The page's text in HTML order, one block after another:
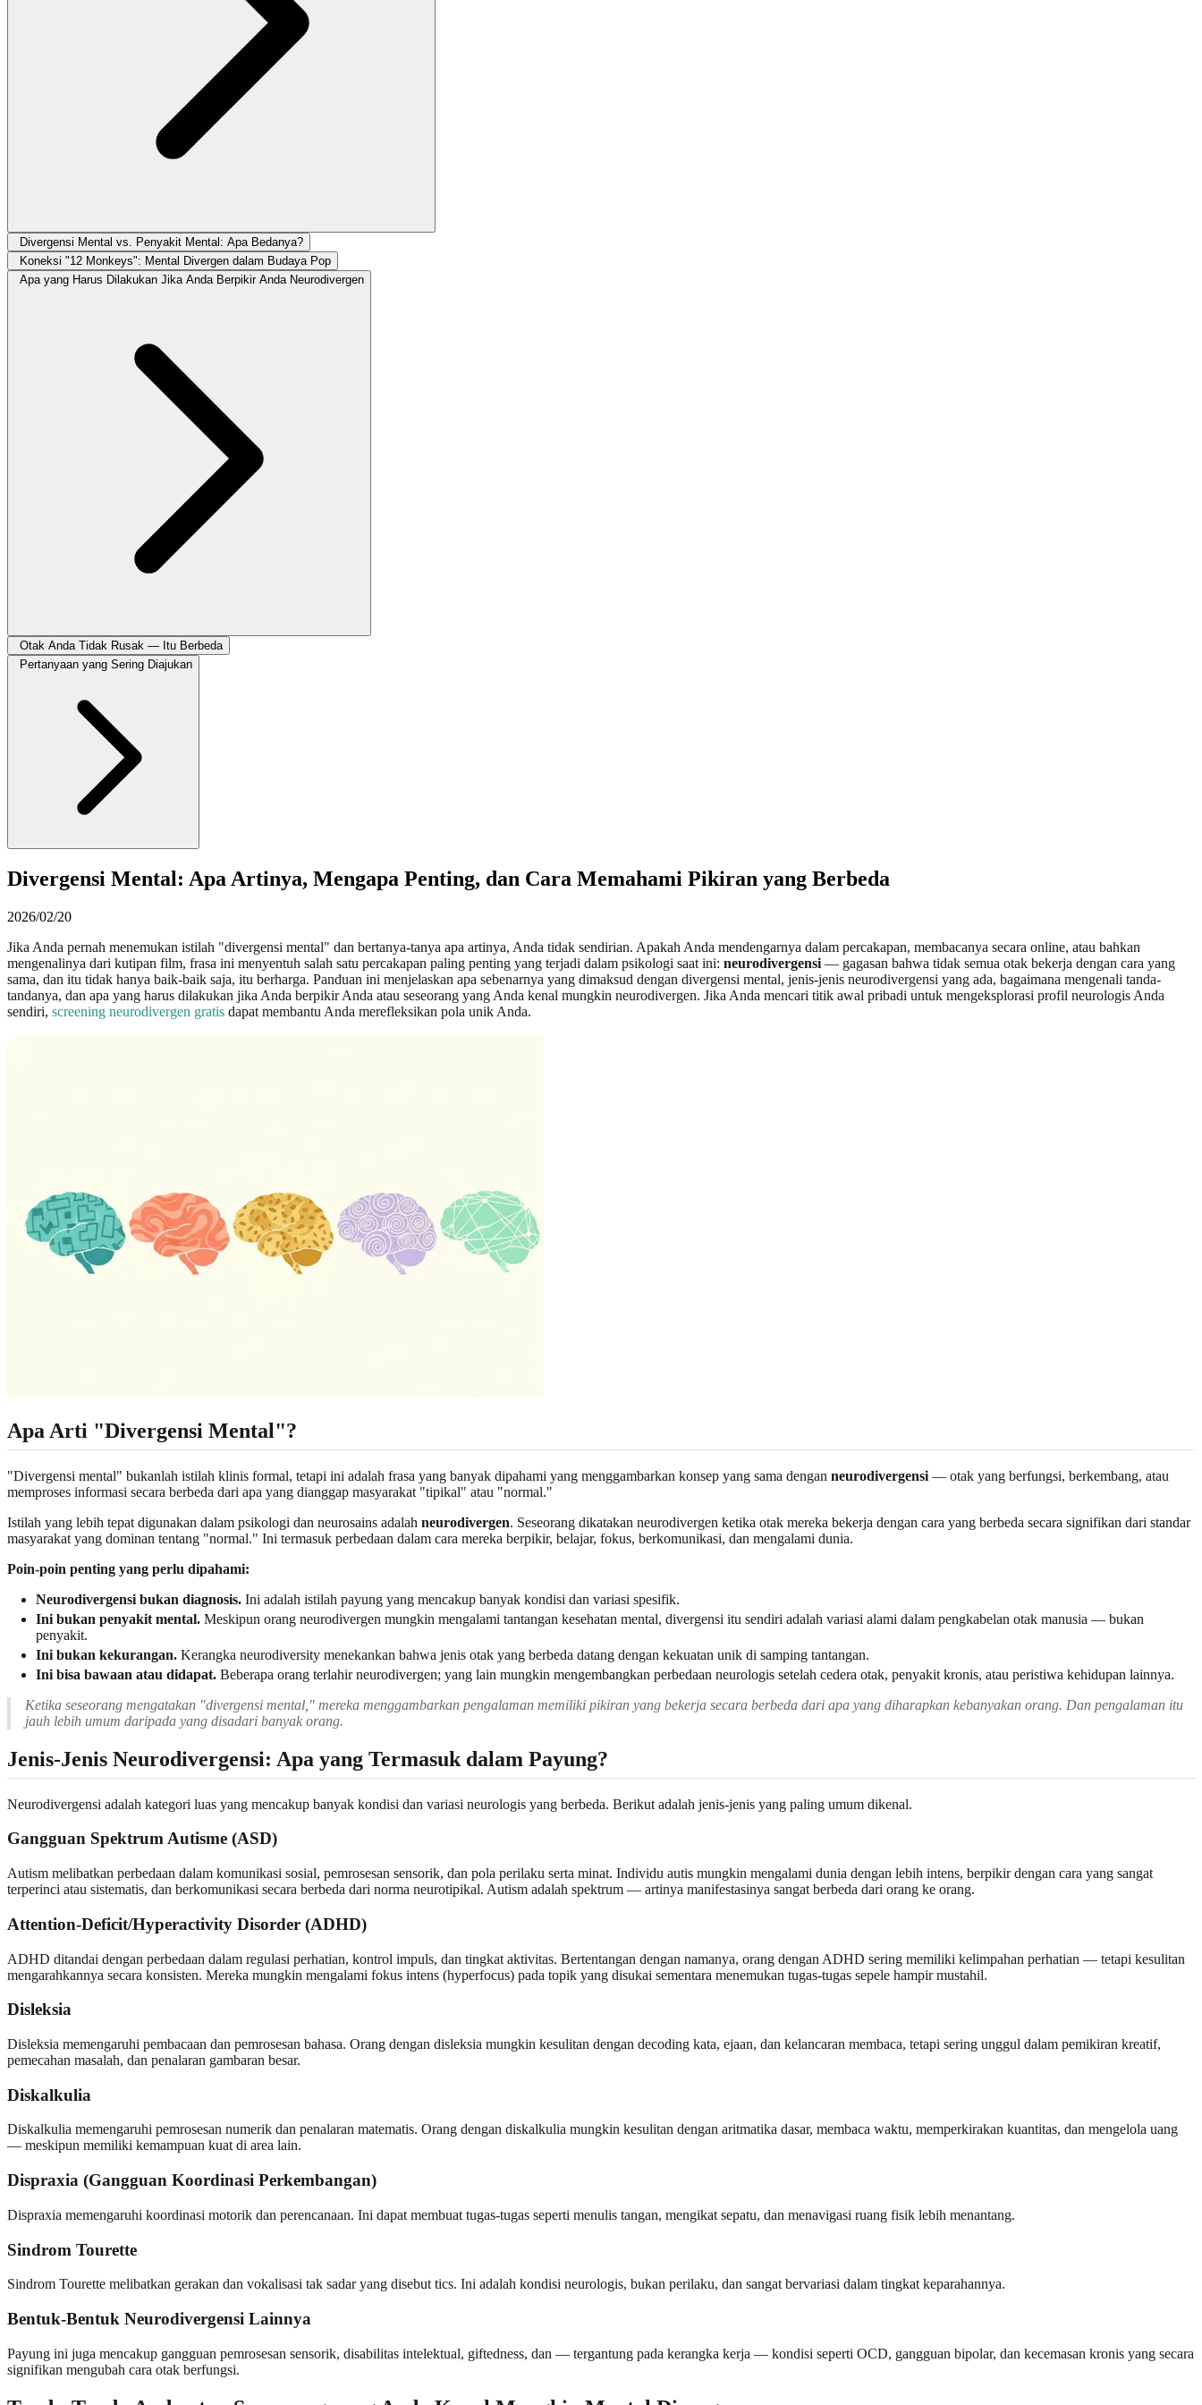
Divergensi Mental vs. Penyakit Mental: Apa Bedanya?
Koneksi "12 Monkeys": Mental Divergen dalam Budaya Pop
Apa yang Harus Dilakukan Jika Anda Berpikir Anda Neurodivergen
Otak Anda Tidak Rusak — Itu Berbeda
Pertanyaan yang Sering Diajukan
Divergensi Mental: Apa Artinya, Mengapa Penting, dan Cara Memahami Pikiran yang Berbeda
2026/02/20
Jika Anda pernah menemukan istilah "divergensi mental" dan bertanya-tanya apa artinya, Anda tidak sendirian. Apakah Anda mendengarnya dalam percakapan, membacanya secara online, atau bahkan
mengenalinya dari kutipan film, frasa ini menyentuh salah satu percakapan paling penting yang terjadi dalam psikologi saat ini: neurodivergensi — gagasan bahwa tidak semua otak bekerja dengan cara yang
sama, dan itu tidak hanya baik-baik saja, itu berharga. Panduan ini menjelaskan apa sebenarnya yang dimaksud dengan divergensi mental, jenis-jenis neurodivergensi yang ada, bagaimana mengenali tanda-
tandanya, dan apa yang harus dilakukan jika Anda berpikir Anda atau seseorang yang Anda kenal mungkin neurodivergen. Jika Anda mencari titik awal pribadi untuk mengeksplorasi profil neurologis Anda
sendiri, screening neurodivergen gratis dapat membantu Anda merefleksikan pola unik Anda.
Apa Arti "Divergensi Mental"?
"Divergensi mental" bukanlah istilah klinis formal, tetapi ini adalah frasa yang banyak dipahami yang menggambarkan konsep yang sama dengan neurodivergensi — otak yang berfungsi, berkembang, atau
memproses informasi secara berbeda dari apa yang dianggap masyarakat "tipikal" atau "normal."
Istilah yang lebih tepat digunakan dalam psikologi dan neurosains adalah neurodivergen. Seseorang dikatakan neurodivergen ketika otak mereka bekerja dengan cara yang berbeda secara signifikan dari standar
masyarakat yang dominan tentang "normal." Ini termasuk perbedaan dalam cara mereka berpikir, belajar, fokus, berkomunikasi, dan mengalami dunia.
Poin-poin penting yang perlu dipahami:
Neurodivergensi bukan diagnosis. Ini adalah istilah payung yang mencakup banyak kondisi dan variasi spesifik.
Ini bukan penyakit mental. Meskipun orang neurodivergen mungkin mengalami tantangan kesehatan mental, divergensi itu sendiri adalah variasi alami dalam pengkabelan otak manusia — bukan
penyakit.
Ini bukan kekurangan. Kerangka neurodiversity menekankan bahwa jenis otak yang berbeda datang dengan kekuatan unik di samping tantangan.
Ini bisa bawaan atau didapat. Beberapa orang terlahir neurodivergen; yang lain mungkin mengembangkan perbedaan neurologis setelah cedera otak, penyakit kronis, atau peristiwa kehidupan lainnya.
Ketika seseorang mengatakan "divergensi mental," mereka menggambarkan pengalaman memiliki pikiran yang bekerja secara berbeda dari apa yang diharapkan kebanyakan orang. Dan pengalaman itu
jauh lebih umum daripada yang disadari banyak orang.
Jenis-Jenis Neurodivergensi: Apa yang Termasuk dalam Payung?
Neurodivergensi adalah kategori luas yang mencakup banyak kondisi dan variasi neurologis yang berbeda. Berikut adalah jenis-jenis yang paling umum dikenal.
Gangguan Spektrum Autisme (ASD)
Autism melibatkan perbedaan dalam komunikasi sosial, pemrosesan sensorik, dan pola perilaku serta minat. Individu autis mungkin mengalami dunia dengan lebih intens, berpikir dengan cara yang sangat
terperinci atau sistematis, dan berkomunikasi secara berbeda dari norma neurotipikal. Autism adalah spektrum — artinya manifestasinya sangat berbeda dari orang ke orang.
Attention-Deficit/Hyperactivity Disorder (ADHD)
ADHD ditandai dengan perbedaan dalam regulasi perhatian, kontrol impuls, dan tingkat aktivitas. Bertentangan dengan namanya, orang dengan ADHD sering memiliki kelimpahan perhatian — tetapi kesulitan
mengarahkannya secara konsisten. Mereka mungkin mengalami fokus intens (hyperfocus) pada topik yang disukai sementara menemukan tugas-tugas sepele hampir mustahil.
Disleksia
Disleksia memengaruhi pembacaan dan pemrosesan bahasa. Orang dengan disleksia mungkin kesulitan dengan decoding kata, ejaan, dan kelancaran membaca, tetapi sering unggul dalam pemikiran kreatif,
pemecahan masalah, dan penalaran gambaran besar.
Diskalkulia
Diskalkulia memengaruhi pemrosesan numerik dan penalaran matematis. Orang dengan diskalkulia mungkin kesulitan dengan aritmatika dasar, membaca waktu, memperkirakan kuantitas, dan mengelola uang
— meskipun memiliki kemampuan kuat di area lain.
Dispraxia (Gangguan Koordinasi Perkembangan)
Dispraxia memengaruhi koordinasi motorik dan perencanaan. Ini dapat membuat tugas-tugas seperti menulis tangan, mengikat sepatu, dan menavigasi ruang fisik lebih menantang.
Sindrom Tourette
Sindrom Tourette melibatkan gerakan dan vokalisasi tak sadar yang disebut tics. Ini adalah kondisi neurologis, bukan perilaku, dan sangat bervariasi dalam tingkat keparahannya.
Bentuk-Bentuk Neurodivergensi Lainnya
Payung ini juga mencakup gangguan pemrosesan sensorik, disabilitas intelektual, giftedness, dan — tergantung pada kerangka kerja — kondisi seperti OCD, gangguan bipolar, dan kecemasan kronis yang secara
signifikan mengubah cara otak berfungsi.